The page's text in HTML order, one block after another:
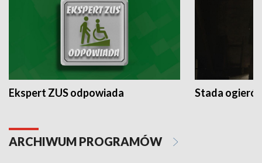
Ekspert ZUS odpowiada Stada
ARCHIWUM PROGRAMÓW